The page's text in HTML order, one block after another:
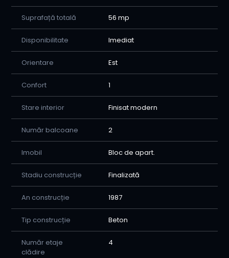
Suprafață totală 56 mp
Disponibilitate Imediat
Orientare Est
Confort 1
Stare interior Finisat modern
Număr balcoane 2
Imobil Bloc de apart.
Stadiu construcție Finalizată
An construcție 1987
Tip construcție Beton
Număr etaje
clădire
4